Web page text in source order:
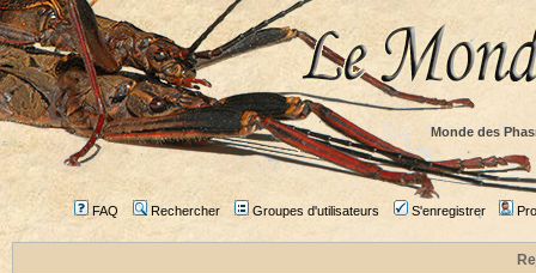
Monde des
FAQ Rechercher Groupes d'utilisateurs S'enregistrer